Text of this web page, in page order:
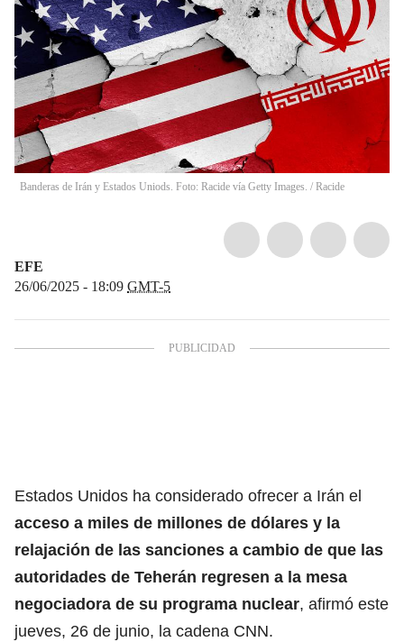
Banderas de Irán y Estados Uniods. Foto: Racide vía Getty Images. / Racide
EFE
26/06/2025 - 18:09 GMT-5
Estados Unidos ha considerado ofrecer a Irán el
acceso a miles de millones de dólares y la
relajación de las sanciones a cambio de que las
autoridades de Teherán regresen a la mesa
negociadora de su programa nuclear, afirmó este
jueves, 26 de junio, la cadena CNN.